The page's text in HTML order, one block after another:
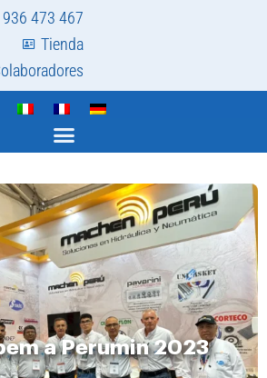
473 467
Tienda
a Perumin 2023